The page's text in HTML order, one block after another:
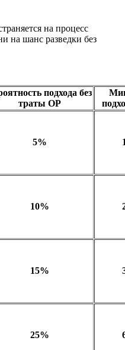
на процесс
на шанс разведки без
подхода без
траты ОР
5%
10%
15%
25%